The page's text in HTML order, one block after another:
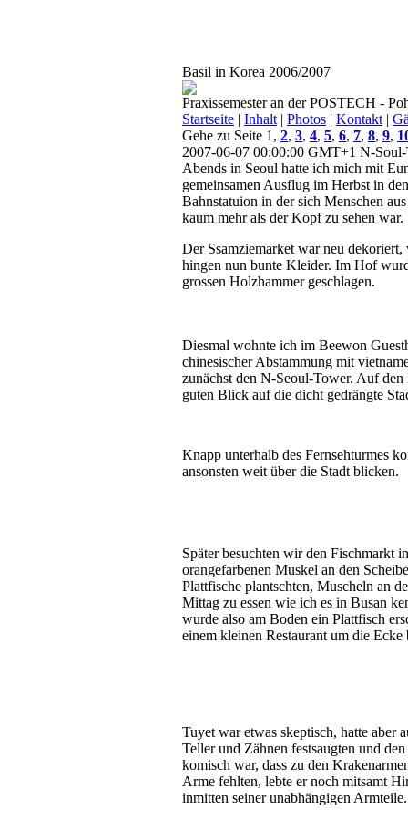
Basil in Korea 2006/2007
Praxissemester an der POSTECH -
Startseite | Inhalt | Photos | Kontakt |
Gehe zu Seite 1, 2, 3, 4, 5, 6, 7, 8, 9,
2007-06-07 00:00:00 GMT+1 N-
Abends in Seoul hatte ich mich mit
gemeinsamen Ausflug im Herbst in
Bahnstatuion in der sich Menschen
kaum mehr als der Kopf zu sehen war.
Der Ssamziemarket war neu
hingen nun bunte Kleider. Im Hof
grossen Holzhammer geschlagen.
Diesmal wohnte ich im Beewon
chinesischer Abstammung mit
zunächst den N-Seoul-Tower. Auf
guten Blick auf die dicht gedrängte
Knapp unterhalb des Fernsehturmes
ansonsten weit über die Stadt blicken.
Später besuchten wir den Fischmarkt
orangefarbenen Muskel an den
Plattfische plantschten, Muscheln an
Mittag zu essen wie ich es in Busan
wurde also am Boden ein Plattfisch
einem kleinen Restaurant um die
Tuyet war etwas skeptisch, hatte aber
Teller und Zähnen festsaugten und
komisch war, dass zu den
Arme fehlten, lebte er noch mitsamt
inmitten seiner unabhängigen Armteile.